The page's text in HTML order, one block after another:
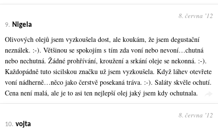
9. Nigela
8. června ʼ12
Olivových olejů jsem vyzkoušela dost, ale koukám, že jsem degustační
neználek. :-). Většinou se spokojím s tím zda voní nebo nevoní…chutná
nebo nechutná. Žádné prohřívání, kroužení a srkání oleje se nekonná. :-).
Každopádně tuto sicilskou značku už jsem vyzkoušela. Když láhev otevřete
voní nádherně…něco jako čerstvě posekaná tráva. :-). Saláty skvěle ochutí.
Cena není malá, ale je to asi ten nejlepší olej jaký jsem kdy ochutnala.
10. vojta
8. června ʼ12